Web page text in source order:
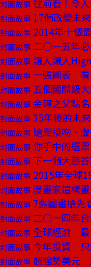
封面故事 往前看！令
封面故事 17個改變未
封面故事 2014年十個
封面故事 二○一五年
封面故事 讓人讓人
封面故事 一張圖表 看
封面故事 五個國際級
封面故事 金磚之父點
封面故事 35年後的未
封面故事 遠距接吻、
封面故事 你手中的選
封面故事 下一個大慈
封面故事 2015年全球
封面故事 漫畫家這樣
封面故事 7張圖畫搶先
封面故事 二○一四年
封面故事 全球經濟 最
封面故事 今年投資 只
封面故事 超強勢美元